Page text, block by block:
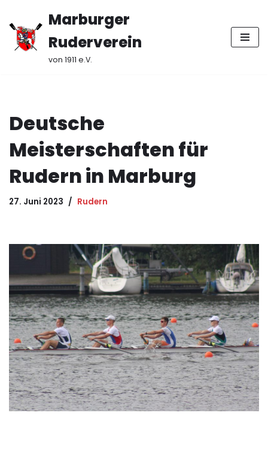
Zum
Inhalt
Marburger
Ruderverein
von 1911 e.V.
Deutsche
Meisterschaften für
Rudern in Marburg
27. Juni 2023 Rudern